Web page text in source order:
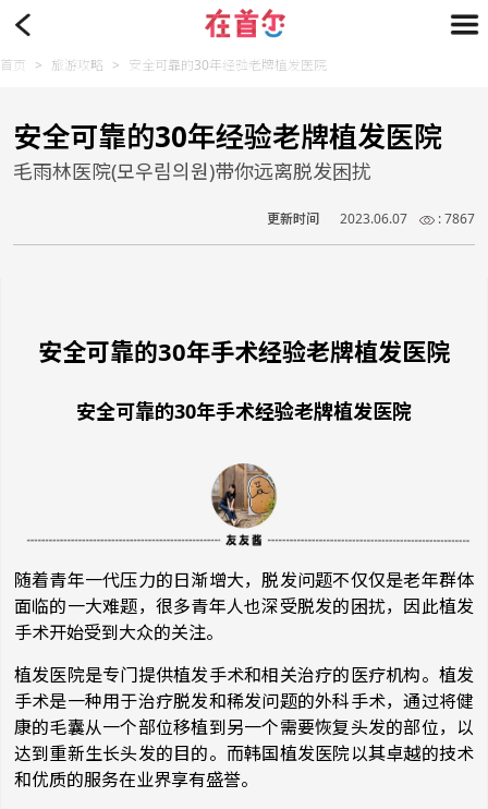
首页 > 旅游攻略 > 安全可靠的30年经验老牌植发医院
安全可靠的30年经验老牌植发医院
毛雨林医院(모우림의원)带你远离脱发困扰
更新时间 2023.06.07 : 7867
安全可靠的30年手术经验老牌植发医院
安全可靠的30年手术经验老牌植发医院
随着青年一代压力的日渐增大，脱发问题不仅仅是老年群体
面临的一大难题，很多青年人也深受脱发的困扰，因此植发
手术开始受到大众的关注。
植发医院是专门提供植发手术和相关治疗的医疗机构。植发
手术是一种用于治疗脱发和稀发问题的外科手术，通过将健
康的毛囊从一个部位移植到另一个需要恢复头发的部位，以
达到重新生长头发的目的。而韩国植发医院以其卓越的技术
和优质的服务在业界享有盛誉。